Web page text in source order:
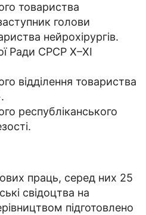
товариства
голови
нейрохірургів.
Ради СРСР X–XI
відділення товариства
республіканського
праць, серед них 25
свідоцтва на
підготовлено